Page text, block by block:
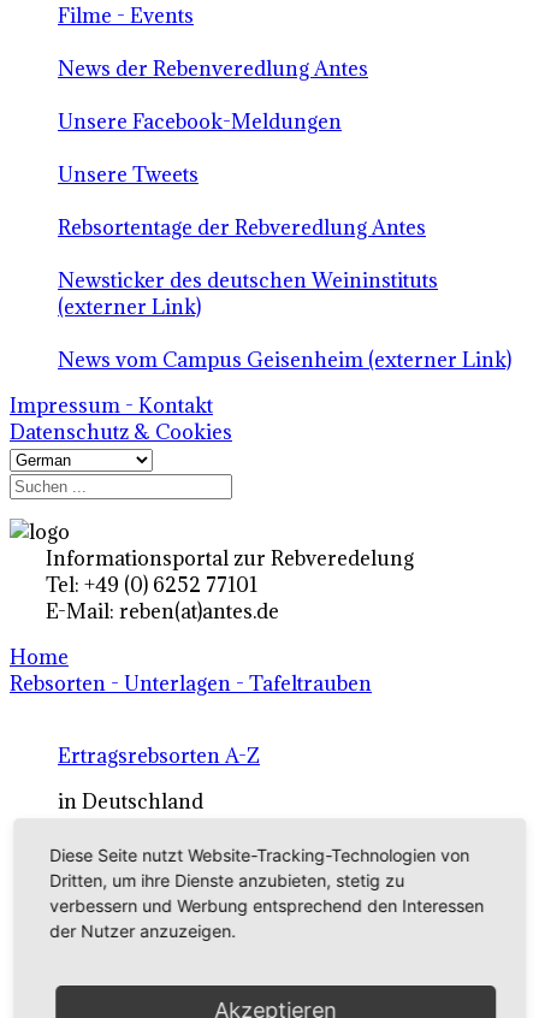
Filme - Events
News der Rebenveredlung Antes
Unsere Facebook-Meldungen
Unsere Tweets
Rebsortentage der Rebveredlung Antes
Newsticker des deutschen Weininstituts
(externer Link)
News vom Campus Geisenheim (externer Link)
Impressum - Kontakt
Datenschutz & Cookies
Informationsportal zur Rebveredelung
Tel: +49 (0) 6252 77101
E-Mail: reben(at)antes.de
Home
Rebsorten - Unterlagen - Tafeltrauben
Ertragsrebsorten A-Z
in Deutschland
Rebsorten international
externe Links
Tafeltraubensorten
Diese Seite nutzt Website-Tracking-Technologien von
Dritten, um ihre Dienste anzubieten, stetig zu
verbessern und Werbung entsprechend den Interessen
der Nutzer anzuzeigen.
Akzeptieren